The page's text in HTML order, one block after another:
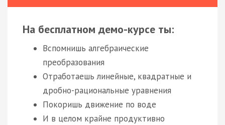
На бесплатном демо-курсе ты:
Вспомнишь алгебраические
преобразования
Отработаешь линейные, квадратные и
дробно-рациональные уравнения
Покоришь движение по воде
И в целом крайне продуктивно